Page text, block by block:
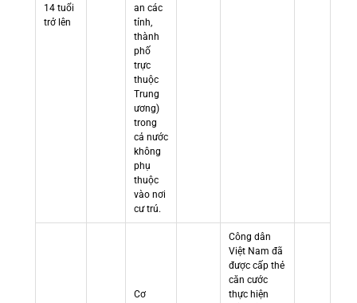
14 tuổi
trở lên
an các
tỉnh,
thành
phố
trực
thuộc
Trung
ương)
trong
cả nước
không
phụ
thuộc
vào nơi
cư trú.
Cơ
Công dân
Việt Nam đã
được cấp thẻ
căn cước
thực hiện